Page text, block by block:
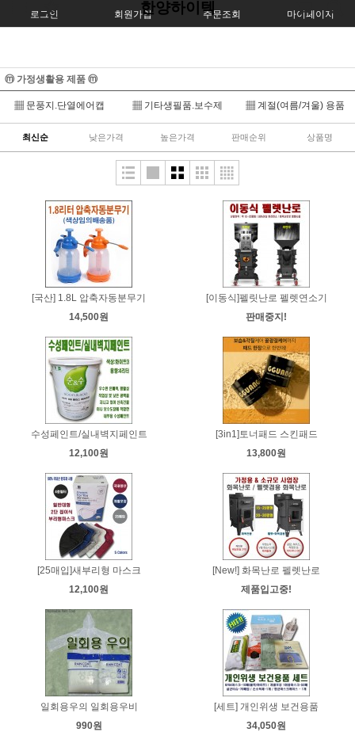
로그인 회원가입 주문조회 마이페이지
한양하이텍
ⓜ 가정생활용 제품 ⓜ
▦ 문풍지.단열에어캡 ▦ 기타생필품.보수제 ▦ 계절(여름/겨울) 용품
최신순 낮은가격 높은가격 판매순위 상품명
[국산] 1.8L 압축자동분무기
14,500원
[이동식]펠릿난로 펠렛연소기
판매중지!
수성페인트/실내벽지페인트
12,100원
[3in1]토너패드 스킨패드
13,800원
[25매입]새부리형 마스크
12,100원
[New!] 화목난로 펠렛난로
제품입고중!
일회용우의 일회용우비
990원
[세트] 개인위생 보건용품
34,050원